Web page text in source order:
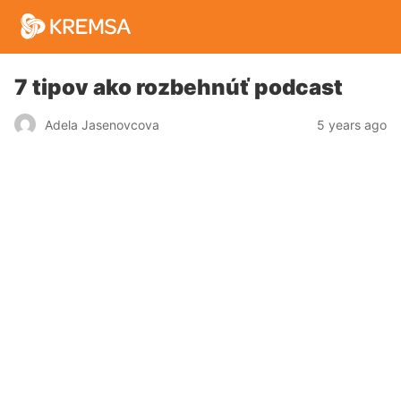
7 tipov ako rozbehnúť podcast
Adela Jasenovcova 5 years ago